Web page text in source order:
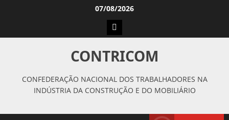
07/08/2026
Instagram
CONTRICOM
CONFEDERAÇÃO NACIONAL DOS TRABALHADORES NA
INDÚSTRIA DA CONSTRUÇÃO E DO MOBILIÁRIO